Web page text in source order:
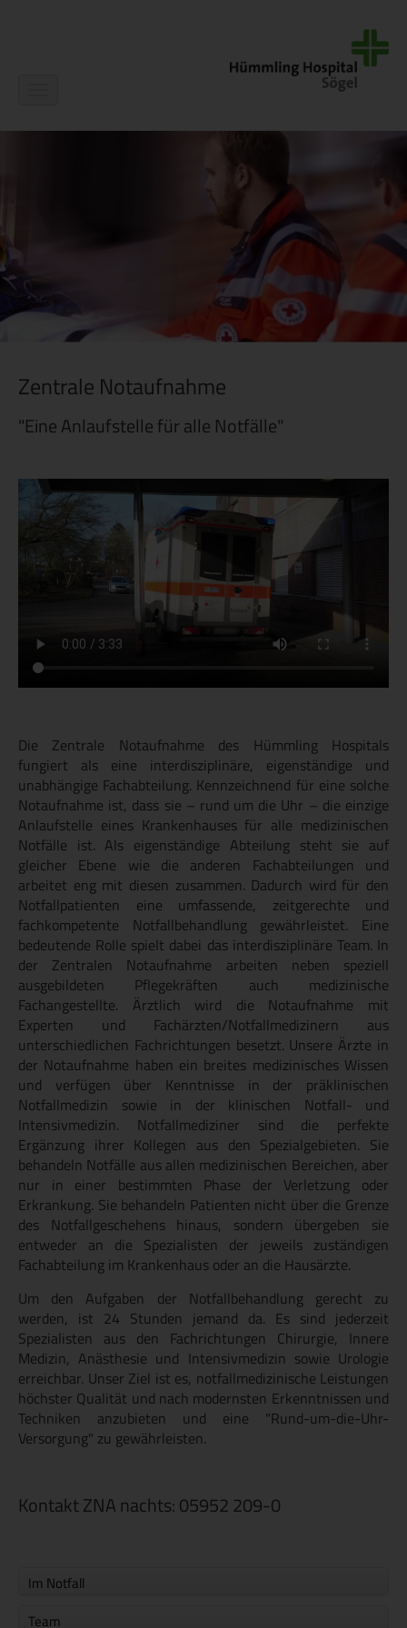
Zentrale Notaufnahme
"Eine Anlaufstelle für alle Notfälle"
Die Zentrale Notaufnahme des Hümmling Hospitals
fungiert als eine interdisziplinäre, eigenständige und
unabhängige Fachabteilung. Kennzeichnend für eine solche
Notaufnahme ist, dass sie – rund um die Uhr – die einzige
Anlaufstelle eines Krankenhauses für alle medizinischen
Notfälle ist. Als eigenständige Abteilung steht sie auf
gleicher Ebene wie die anderen Fachabteilungen und
arbeitet eng mit diesen zusammen. Dadurch wird für den
Notfallpatienten eine umfassende, zeitgerechte und
fachkompetente Notfallbehandlung gewährleistet. Eine
bedeutende Rolle spielt dabei das interdisziplinäre Team. In
der Zentralen Notaufnahme arbeiten neben speziell
ausgebildeten Pflegekräften auch medizinische
Fachangestellte. Ärztlich wird die Notaufnahme mit
Experten und Fachärzten/Notfallmedizinern aus
unterschiedlichen Fachrichtungen besetzt. Unsere Ärzte in
der Notaufnahme haben ein breites medizinisches Wissen
und verfügen über Kenntnisse in der präklinischen
Notfallmedizin sowie in der klinischen Notfall- und
Intensivmedizin. Notfallmediziner sind die perfekte
Ergänzung ihrer Kollegen aus den Spezialgebieten. Sie
behandeln Notfälle aus allen medizinischen Bereichen, aber
nur in einer bestimmten Phase der Verletzung oder
Erkrankung. Sie behandeln Patienten nicht über die Grenze
des Notfallgeschehens hinaus, sondern übergeben sie
entweder an die Spezialisten der jeweils zuständigen
Fachabteilung im Krankenhaus oder an die Hausärzte.
Um den Aufgaben der Notfallbehandlung gerecht zu
werden, ist 24 Stunden jemand da. Es sind jederzeit
Spezialisten aus den Fachrichtungen Chirurgie, Innere
Medizin, Anästhesie und Intensivmedizin sowie Urologie
erreichbar. Unser Ziel ist es, notfallmedizinische Leistungen
höchster Qualität und nach modernsten Erkenntnissen und
Techniken anzubieten und eine "Rund-um-die-Uhr-
Versorgung" zu gewährleisten.
Kontakt ZNA nachts: 05952 209-0
Im Notfall
Team